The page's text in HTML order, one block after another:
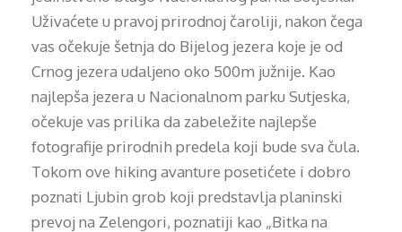
Uživaćete u pravoj prirodnoj čaroliji, nakon čega
vas očekuje šetnja do Bijelog jezera koje je od
Crnog jezera udaljeno oko 500m južnije. Kao
najlepša jezera u Nacionalnom parku Sutjeska,
očekuje vas prilika da zabeležite najlepše
fotografije prirodnih predela koji bude sva čula.
Tokom ove hiking avanture posetićete i dobro
poznati Ljubin grob koji predstavlja planinski
prevoj na Zelengori, poznatiji kao „Bitka na